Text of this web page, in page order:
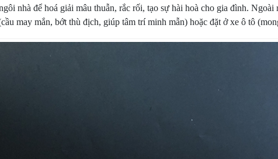
nhà để hoá giải mâu thuẫn, rắc rối, tạo sự hài hoà cho gia đình.
may mắn, bớt thù địch, giúp tâm trí minh mẫn) hoặc đặt ở xe ô tô